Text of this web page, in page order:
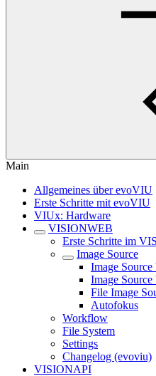
Main
Allgemeines über evoVIU
Erste Schritte mit evoVIU
VIUx: Hardware
VISIONWEB
Erste Schritte im
Image Source
Image
Image
File Image
Autofokus
Workflow
File System
Settings
Changelog (evoviu)
VISIONAPI